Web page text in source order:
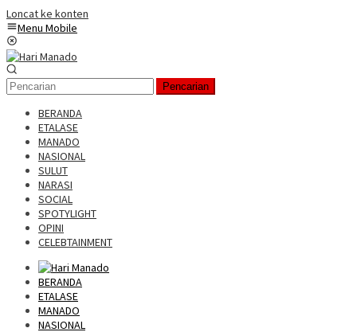
Loncat ke konten
Menu Mobile
Pencarian
BERANDA
ETALASE
MANADO
NASIONAL
SULUT
NARASI
SOCIAL
SPOTYLIGHT
OPINI
CELEBTAINMENT
BERANDA
ETALASE
MANADO
NASIONAL